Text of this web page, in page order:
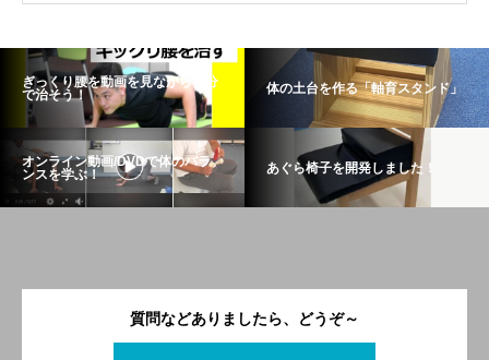
ぎっくり腰を動画を見ながら自分
で治そう！
体の土台を作る「軸育スタンド」
オンライン動画/DVDで体のバラ
ンスを学ぶ！
あぐら椅子を開発しました！
質問などありましたら、どうぞ～